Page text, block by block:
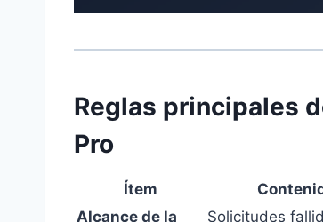
Reglas principales
Pro
Ítem
Alcance de la
Solicitudes